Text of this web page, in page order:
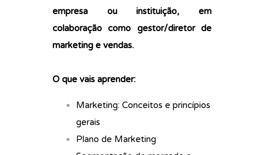
empresa ou instituição, em
colaboração como gestor/diretor de
marketing e vendas.
O que vais aprender:
Marketing: Conceitos e princípios
gerais
Plano de Marketing